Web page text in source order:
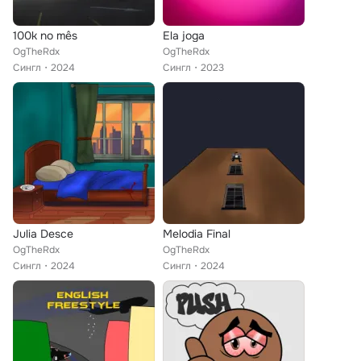
100k no mês
OgTheRdx
Сингл
2024
Ela joga
OgTheRdx
Сингл
2023
Julia Desce
OgTheRdx
Сингл
2024
Melodia Final
OgTheRdx
Сингл
2024